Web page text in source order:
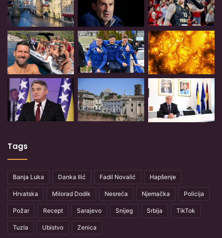
Tags
Banja Luka Danka Ilić Fadil Novalić Hapšenje
Hrvatska Milorad Dodik Nesreća Njemačka Policija
Požar Recept Sarajevo Snijeg Srbija TikTok
Tuzla Ubistvo Zenica